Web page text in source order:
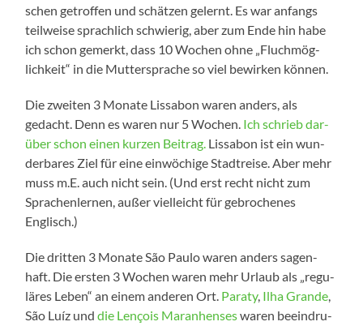
schen getrof­fen und schät­zen gelernt. Es war anfangs
teil­wei­se sprach­lich schwie­rig, aber zum Ende hin habe
ich schon gemerkt, dass 10 Wochen ohne „Fluch­mög­
lich­keit“ in die Mut­ter­spra­che so viel bewir­ken können.
Die zwei­ten 3 Mona­te Lis­sa­bon waren anders, als
gedacht. Denn es waren nur 5 Wochen. Ich schrieb dar­
über schon einen kur­zen Bei­trag. Lis­sa­bon ist ein wun­
der­ba­res Ziel für eine ein­wö­chi­ge Stadt­rei­se. Aber mehr
muss m.E. auch nicht sein. (Und erst recht nicht zum
Spra­chen­ler­nen, außer viel­leicht für gebro­che­nes
Englisch.)
Die drit­ten 3 Mona­te São Pau­lo waren anders sagen­
haft. Die ers­ten 3 Wochen waren mehr Urlaub als „regu­
lä­res Leben“ an einem ande­ren Ort. Para­ty, Ilha Gran­de,
São Luíz unddie Len­çois Maran­hen­seswaren beein­dru­